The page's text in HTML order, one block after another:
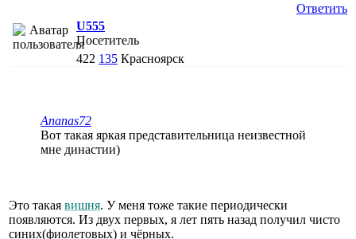
Ответить
U555
Посетитель
422 135 Красноярск
Ananas72
Вот такая яркая представительница неизвестной
мне династии)
Это такая вишня. У меня тоже такие периодически
появляются. Из двух первых, я лет пять назад получил чисто
синих(фиолетовых) и чёрных.